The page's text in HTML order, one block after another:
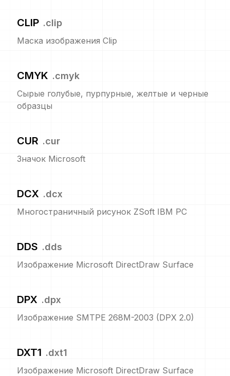
CLIP .clip
Маска изображения Clip
CMYK .cmyk
Сырые голубые, пурпурные, желтые и черные
образцы
CUR .cur
Значок Microsoft
DCX .dcx
Многостраничный рисунок ZSoft IBM PC
DDS .dds
Изображение Microsoft DirectDraw Surface
DPX .dpx
Изображение SMTPE 268M-2003 (DPX 2.0)
DXT1 .dxt1
Изображение Microsoft DirectDraw Surface